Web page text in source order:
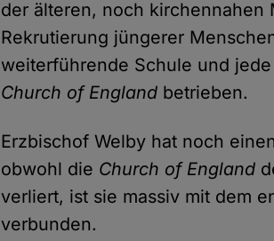
der älteren, noch
Rekrutierung jüngerer
weiterführende Schule und
Church of England betrieben.
Erzbischof Welby hat noch
obwohl die Church of England
verliert, ist sie massiv mit dem
verbunden.